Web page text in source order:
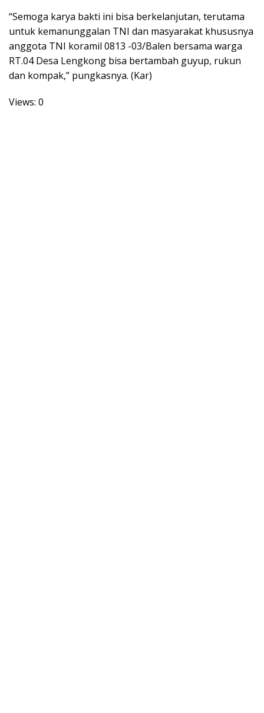
“Semoga karya bakti ini bisa berkelanjutan, terutama
untuk kemanunggalan TNI dan masyarakat khususnya
anggota TNI koramil 0813 -03/Balen bersama warga
RT.04 Desa Lengkong bisa bertambah guyup, rukun
dan kompak,” pungkasnya. (Kar)
Views: 0